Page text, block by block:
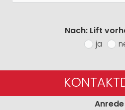
Nach: Lift
ja
Anrede